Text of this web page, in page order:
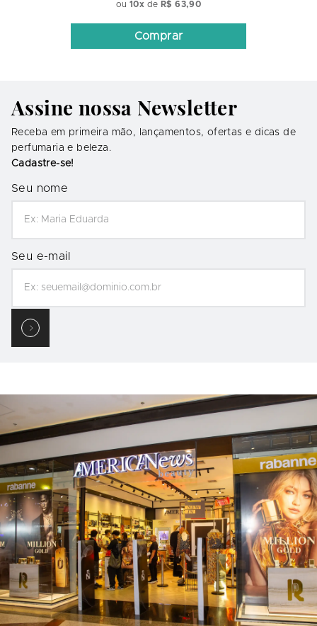
ou10x de R$ 63,90
Comprar
Assine nossa Newsletter
Receba em primeira mão, lançamentos, ofertas e dicas de
perfumaria e beleza.
Cadastre-se!
Seu nome
Seu e-mail